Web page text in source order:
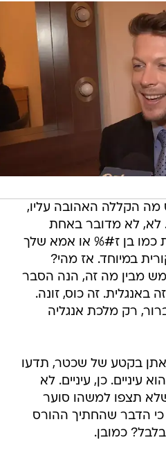
מה הקללה האהובה עליו,
לא, לא מדובר באחת
כמו בן ז#% או אמא שלך
במיוחד. אז מהי?
מבין מה זה, הנה הסבר
זה כוס, זונה.
רק מלכת אנגליה
בקטע של שכטר, תדעו
עיניים. כן, עיניים. לא
תצפו למשהו סוער
כי הדבר שהחתיך ההורס
כמובן.